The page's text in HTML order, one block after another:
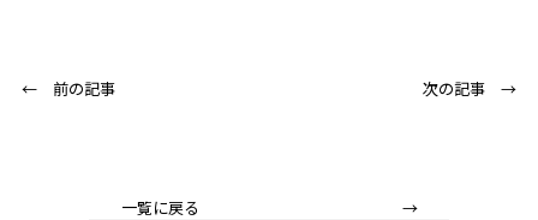
← 前の記事 次の記事 →
一覧に戻る →